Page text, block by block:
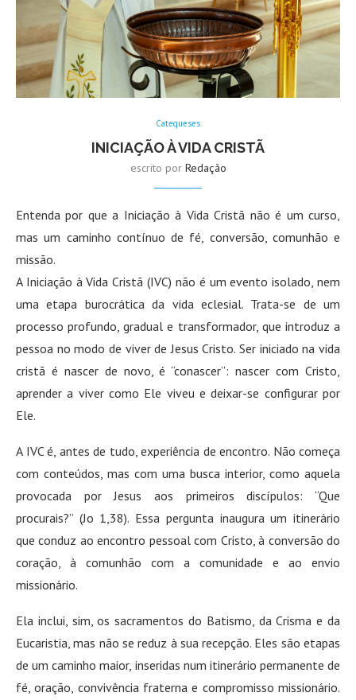
Catequeses
INICIAÇÃO À VIDA CRISTÃ
escrito por Redação
Entenda por que a Iniciação à Vida Cristã não é um curso,
mas um caminho contínuo de fé, conversão, comunhão e
missão.
A Iniciação à Vida Cristã (IVC) não é um evento isolado, nem
uma etapa burocrática da vida eclesial. Trata-se de um
processo profundo, gradual e transformador, que introduz a
pessoa no modo de viver de Jesus Cristo. Ser iniciado na vida
cristã é nascer de novo, é “conascer”: nascer com Cristo,
aprender a viver como Ele viveu e deixar-se configurar por
Ele.
A IVC é, antes de tudo, experiência de encontro. Não começa
com conteúdos, mas com uma busca interior, como aquela
provocada por Jesus aos primeiros discípulos: “Que
procurais?” (Jo 1,38). Essa pergunta inaugura um itinerário
que conduz ao encontro pessoal com Cristo, à conversão do
coração, à comunhão com a comunidade e ao envio
missionário.
Ela inclui, sim, os sacramentos do Batismo, da Crisma e da
Eucaristia, mas não se reduz à sua recepção. Eles são etapas
de um caminho maior, inseridas num itinerário permanente de
fé, oração, convivência fraterna e compromisso missionário.